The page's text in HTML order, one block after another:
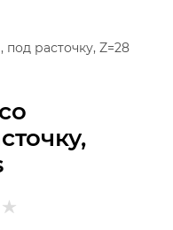
под расточку, Z=28